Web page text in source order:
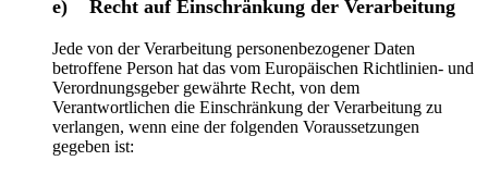
e) Recht auf Einschränkung der Verarbeitung
Jede von der Verarbeitung personenbezogener Daten
betroffene Person hat das vom Europäischen Richtlinien- und
Verordnungsgeber gewährte Recht, von dem
Verantwortlichen die Einschränkung der Verarbeitung zu
verlangen, wenn eine der folgenden Voraussetzungen
gegeben ist: